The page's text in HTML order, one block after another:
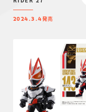
2024.3.4発売